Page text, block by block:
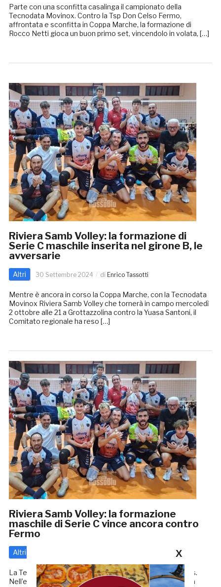
Parte con una sconfitta casalinga il campionato della
Tecnodata Movinox. Contro la Tsp Don Celso Fermo,
affrontata e sconfitta in Coppa Marche, la formazione di
Rocco Netti gioca un buon primo set, vincendolo in volata, […]
Riviera Samb Volley: la formazione di
Serie C maschile inserita nel girone B, le
avversarie
Altri 30 Settembre 2024 di Enrico Tassotti
Mentre è ancora in corso la Coppa Marche, con la Tecnodata
Movinox Riviera Samb Volley che tornerà in campo mercoledì
2 ottobre alle 21 a Grottazzolina contro la Yuasa Santoni, il
Comitato regionale ha reso […]
Riviera Samb Volley: la formazione
maschile di Serie C vince ancora contro
Fermo
Altri
La Tecnodata Movinox Riviera Samb Volley concede il bis.
Nell’esordio casalingo, valevole per il secondo turno della
X